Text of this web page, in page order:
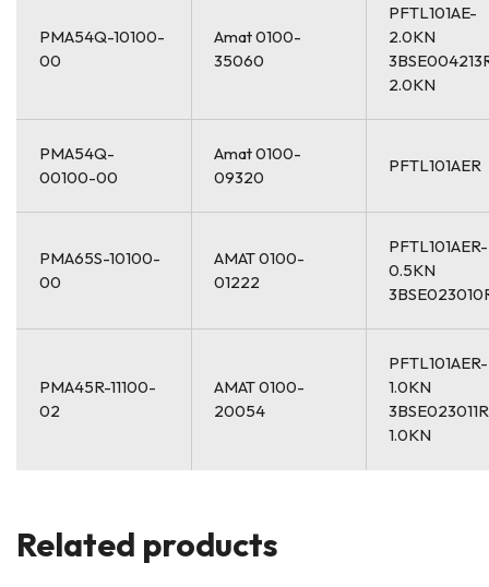
PMA54Q-10100-
00
Amat 0100-
35060
PFTL101AE-
2.0KN
2.0KN
PMA54Q-
00100-00
Amat 0100-
09320
PFTL101AER
PMA65S-10100-
00
AMAT 0100-
01222
PFTL101AER-
0.5KN
PMA45R-11100-
02
AMAT 0100-
20054
PFTL101AER-
1.0KN
1.0KN
Related products